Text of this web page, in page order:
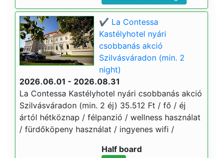
✔️ La Contessa
Kastélyhotel nyári
csobbanás akció
Szilvásváradon (min. 2
night)
2026.06.01 - 2026.08.31
La Contessa Kastélyhotel nyári csobbanás akció
Szilvásváradon (min. 2 éj) 35.512 Ft / fő / éj
ártól hétköznap / félpanzió / wellness használat
/ fürdőköpeny használat / ingyenes wifi /
Half board